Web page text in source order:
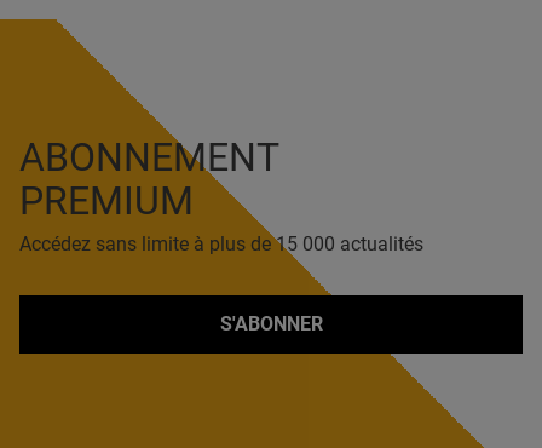
ABONNEMENT
PREMIUM
Accédez sans limite à plus de 15 000 actualités
S'ABONNER